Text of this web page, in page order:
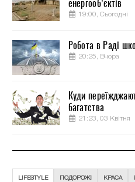
енергооб’єктів
19:00, Сьогодні
Робота в Раді
20:25, Вчора
Куди
багатства
21:23, 03 Квітня
LIFESTYLE ПОДОРОЖІ КРАСА